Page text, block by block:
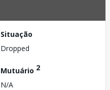
Situação
Dropped
Mutuário 2
N/A